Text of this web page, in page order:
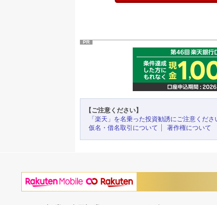
PR
【ご注意ください】
「楽天」を名乗った投資勧誘にご注意くださ
仮名・借名取引について
著作権について